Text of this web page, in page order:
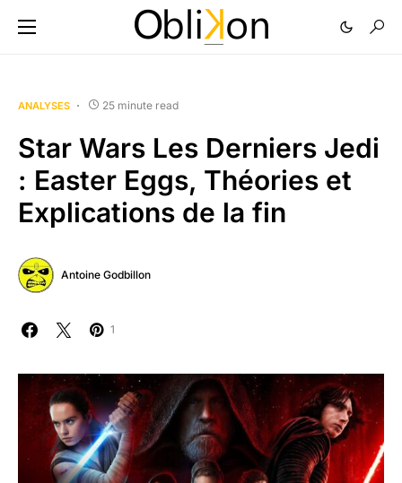
ANALYSES 25 minute read
Star Wars Les Derniers Jedi
: Easter Eggs, Théories et
Explications de la fin
Antoine Godbillon
1